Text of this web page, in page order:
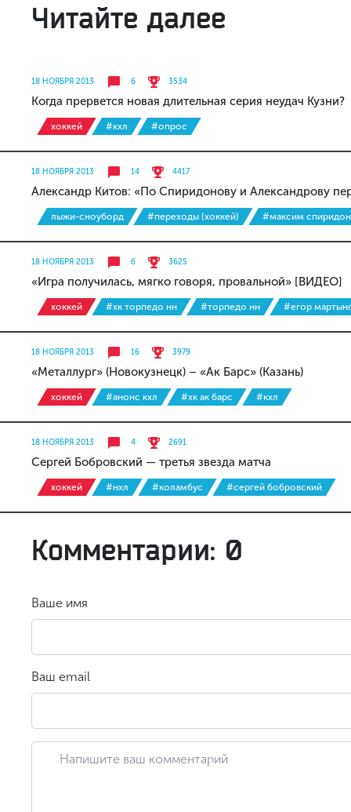
Читайте далее
18 НОЯБРЯ 2013 6 3534
Когда прервется новая длительная серия неудач Кузни?
хоккей #кхл #опрос
18 НОЯБРЯ 2013 14 4417
Александр Китов: «По Спиридонову и Александрову
лыжи-сноуборд #переходы (хоккей) #максим
18 НОЯБРЯ 2013 6 3625
«Игра получилась, мягко говоря, провальной» [ВИДЕО]
хоккей #хк торпедо нн #торпедо нн #егор
18 НОЯБРЯ 2013 16 3979
«Металлург» (Новокузнецк) – «Ак Барс» (Казань)
хоккей #анонс кхл #хк ак барс #кхл
18 НОЯБРЯ 2013 4 2691
Сергей Бобровский — третья звезда матча
хоккей #нхл #коламбус #сергей бобровский
Комментарии: 0
Ваше имя
Ваш email